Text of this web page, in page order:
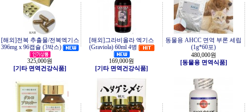
[해외]전복 추출물/전복엑기스
396mg x 96캡슐 (3박스)
325,000원
[기타 면역건강식품]
[해외]그라비올라 엑기스
(Graviola) 60ml 4병
169,000원
[기타 면역건강식품]
동물용 AHCC 면역 부론 세립
(1g*60포)
480,000원
[동물용 면역식품]